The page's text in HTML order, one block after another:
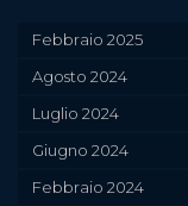
Febbraio 2025
Agosto 2024
Luglio 2024
Giugno 2024
Febbraio 2024